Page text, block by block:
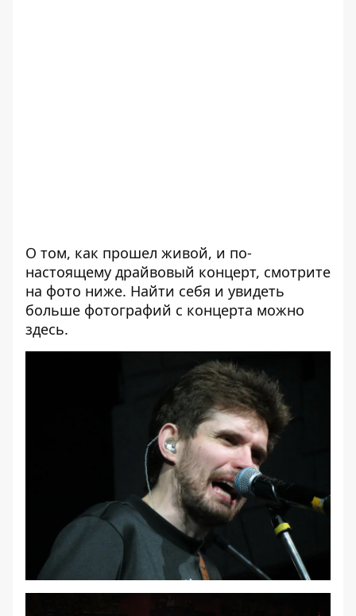
О том, как прошел живой, и по-
настоящему драйвовый концерт, смотрите
на фото ниже. Найти себя и увидеть
больше фотографий с концерта можно
здесь.